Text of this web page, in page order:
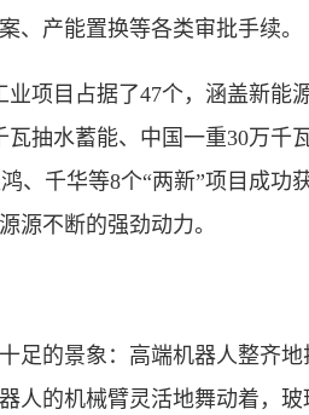
、产能置换等各类审批手续。
项目占据了47个，涵盖新能
抽水蓄能、中国一重30万千
、千华等8个“两新”项目成功
源不断的强劲动力。
的景象：高端机器人整齐地
人的机械臂灵活地舞动着，